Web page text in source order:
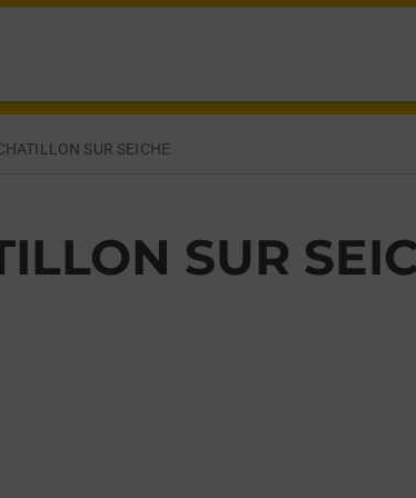
SUR SEICHE
SUR
SEICHE,